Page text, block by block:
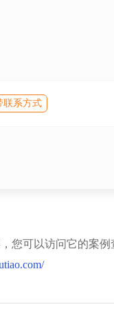
联系方式
您可以访问它的案例